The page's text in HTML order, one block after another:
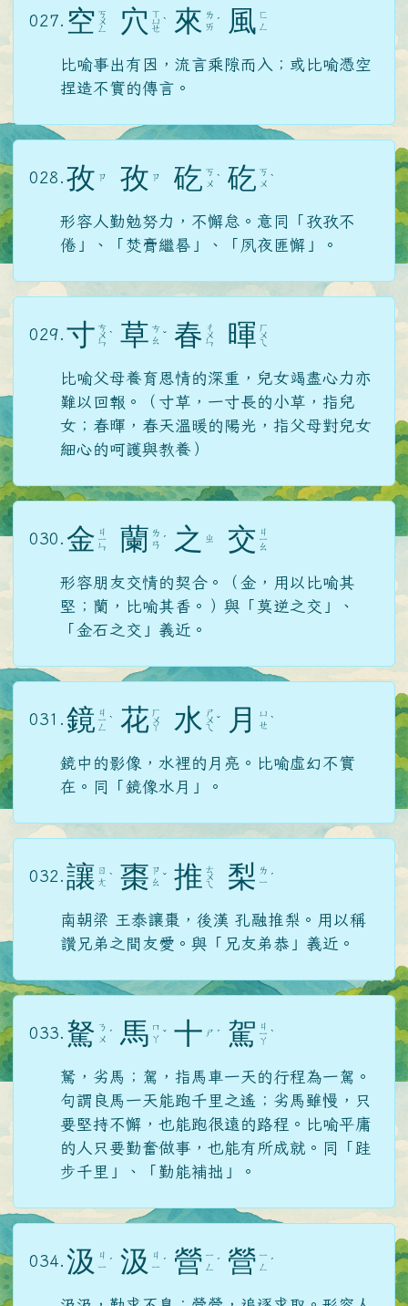
027. 空 ㄎ
ㄨ
ㄥ 穴 ㄒ
ㄩ
ㄝ
ˋ 來 ㄌ
ㄞ ˊ 風 ㄈ
ㄥ
比喻事出有因，流言乘隙而入；或比喻憑空
捏造不實的傳言。
028. 孜 ㄗ 孜 ㄗ 矻 ㄎ
ㄨ ˋ 矻 ㄎ
ㄨ ˋ
形容人勤勉努力，不懈怠。意同「孜孜不
倦」、「焚膏繼晷」、「夙夜匪懈」。
029. 寸 ㄘ
ㄨ
ㄣ
ˋ 草 ㄘ
ㄠ ˇ 春 ㄔ
ㄨ
ㄣ 暉 ㄏ
ㄨ
ㄟ
比喻父母養育恩情的深重，兒女竭盡心力亦
難以回報。（寸草，一寸長的小草，指兒
女；春暉，春天溫暖的陽光，指父母對兒女
細心的呵護與教養）
030. 金 ㄐ
ㄧ
ㄣ 蘭 ㄌ
ㄢ ˊ 之 ㄓ 交 ㄐ
ㄧ
ㄠ
形容朋友交情的契合。（金，用以比喻其
堅；蘭，比喻其香。）與「莫逆之交」、
「金石之交」義近。
031. 鏡 ㄐ
ㄧ
ㄥ
ˋ 花 ㄏ
ㄨ
ㄚ 水 ㄕ
ㄨ
ㄟ
ˇ 月
ㄩ
ㄝ ˋ
鏡中的影像，水裡的月亮。比喻虛幻不實
在。同「鏡像水月」。
032. 讓 ㄖ
ㄤ ˋ 棗 ㄗ
ㄠ ˇ 推 ㄊ
ㄨ
ㄟ 梨 ㄌ
ㄧ ˊ
南朝梁 王泰讓棗，後漢 孔融推梨。用以稱
讚兄弟之間友愛。與「兄友弟恭」義近。
033. 駑 ㄋ
ㄨ ˊ 馬 ㄇ
ㄚ ˇ 十 ㄕ ˊ 駕 ㄐ
ㄧ
ㄚ
ˋ
駑，劣馬；駕，指馬車一天的行程為一駕。
句謂良馬一天能跑千里之遙；劣馬雖慢，只
要堅持不懈，也能跑很遠的路程。比喻平庸
的人只要勤奮做事，也能有所成就。同「跬
步千里」、「勤能補拙」。
034. 汲
ㄐ
ㄧ ˊ 汲
ㄐ
ㄧ ˊ 營 ㄧ
ㄥ
ˊ 營 ㄧ
ㄥ
ˊ